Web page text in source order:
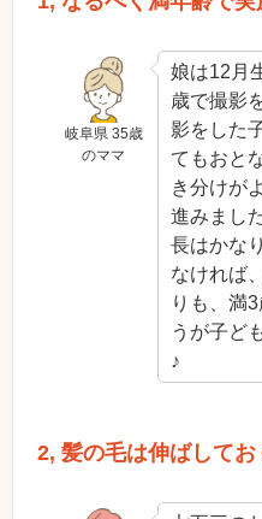
岐阜県 35歳
のママ
娘は12月
歳で撮影
影をした
てもおと
き分けが
進みまし
長はかな
なければ
りも、満
うが子ど
♪
2, 髪の毛は伸ばしてお